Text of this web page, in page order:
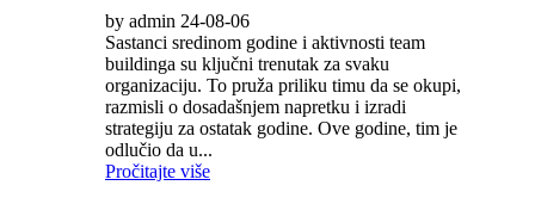
by admin 24-08-06
Sastanci sredinom godine i aktivnosti team
buildinga su ključni trenutak za svaku
organizaciju. To pruža priliku timu da se okupi,
razmisli o dosadašnjem napretku i izradi
strategiju za ostatak godine. Ove godine, tim je
odlučio da u...
Pročitajte više